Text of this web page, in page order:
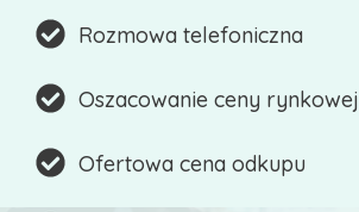
Rozmowa telefoniczna
Oszacowanie ceny rynkowej
Ofertowa cena odkupu